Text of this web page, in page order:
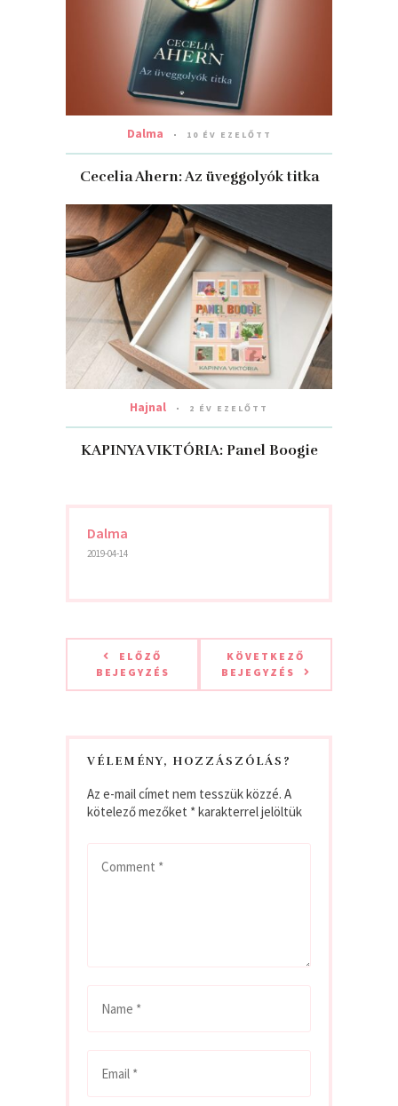
Dalma 10 ÉV EZELŐTT
Cecelia Ahern: Az üveggolyók titka
Hajnal 2 ÉV EZELŐTT
KAPINYA VIKTÓRIA: Panel Boogie
Dalma
2019-04-14
ELŐZŐ
BEJEGYZÉS
KÖVETKEZŐ
BEJEGYZÉS
VÉLEMÉNY, HOZZÁSZÓLÁS?
Az e-mail címet nem tesszük közzé. A
kötelező mezőket *karakterrel jelöltük